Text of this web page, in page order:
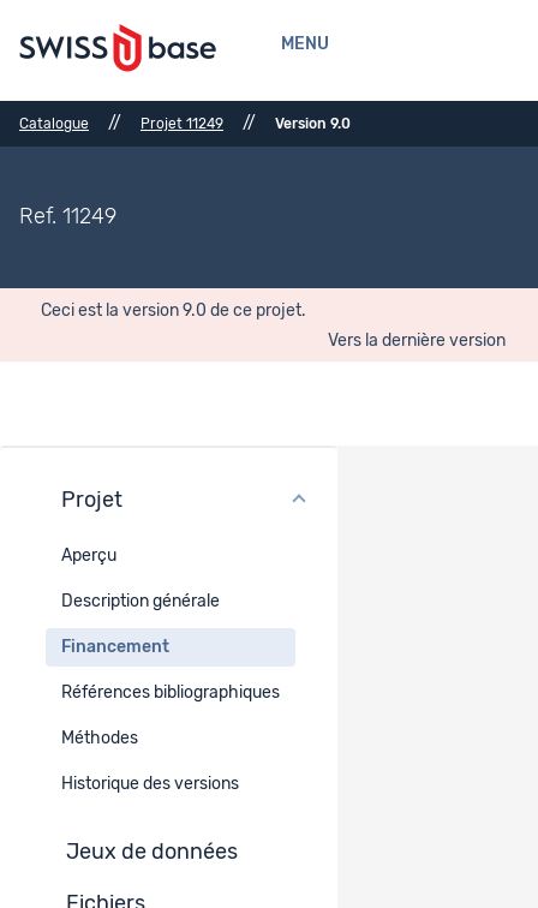
MENU
Catalogue // Projet 11249 // Version 9.0
Ref. 11249
Ceci est la version 9.0 de ce projet.
Vers la dernière version
Projet
Aperçu
Description générale
Financement
Références bibliographiques
Méthodes
Historique des versions
Jeux de données
Type de projet
Financement
Institution indiquée